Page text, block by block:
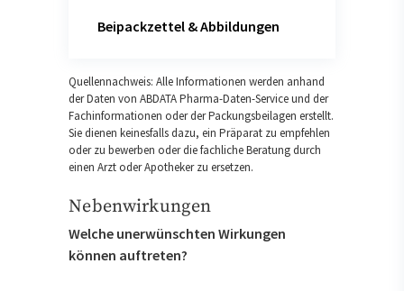
Beipackzettel & Abbildungen
Quellennachweis: Alle Informationen werden anhand
der Daten von ABDATA Pharma-Daten-Service und der
Fachinformationen oder der Packungsbeilagen erstellt.
Sie dienen keinesfalls dazu, ein Präparat zu empfehlen
oder zu bewerben oder die fachliche Beratung durch
einen Arzt oder Apotheker zu ersetzen.
Nebenwirkungen
Welche unerwünschten Wirkungen
können auftreten?